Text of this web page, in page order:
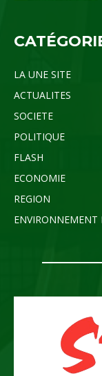
LA UNE SITE
ACTUALITES
SOCIETE
POLITIQUE
FLASH
ECONOMIE
REGION
ENVIRONNEMENT